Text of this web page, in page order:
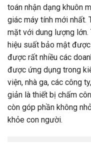
toán nhận dạng khuôn
giác máy tính mới nhất.
mặt với dung lượng lớn.
hiệu suất bảo mật
được rất nhiều các
được ứng dụng trong
viện, nhà ga, các công
giản là thiết bị chấm
còn góp phần không
khỏe con người.